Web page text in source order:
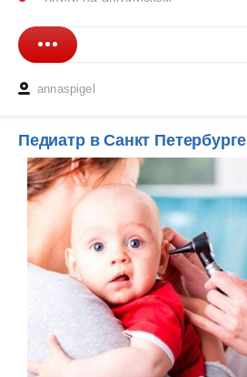
annaspigel
Педиатр в Санкт Петербурге